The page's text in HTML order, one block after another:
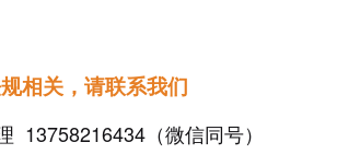
相关，请联系我们
13758216434（微信同号）